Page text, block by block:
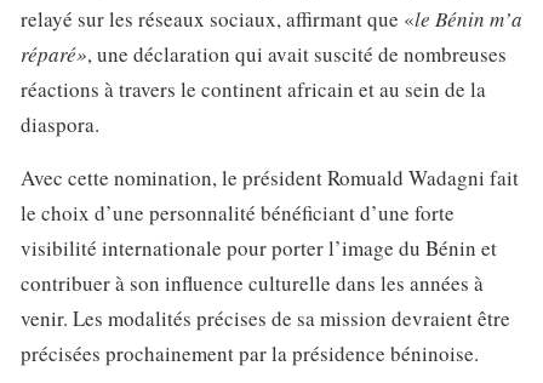
relayé sur les réseaux sociaux, affirmant que «le Bénin m’a
réparé», une déclaration qui avait suscité de nombreuses
réactions à travers le continent africain et au sein de la
diaspora.
Avec cette nomination, le président Romuald Wadagni fait
le choix d’une personnalité bénéficiant d’une forte
visibilité internationale pour porter l’image du Bénin et
contribuer à son influence culturelle dans les années à
venir. Les modalités précises de sa mission devraient être
précisées prochainement par la présidence béninoise.